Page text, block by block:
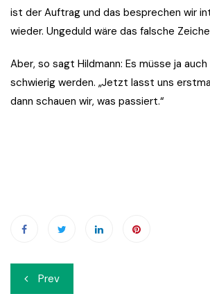
ist der Auftrag und das besprechen wir
wieder. Ungeduld wäre das falsche
Aber, so sagt Hildmann: Es müsse ja
schwierig werden. „Jetzt lasst uns
dann schauen wir, was passiert.“
Beitrags-
Prev